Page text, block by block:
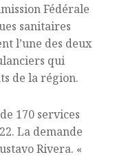
Fédérale
sanitaires
l’une des deux
qui
de la région.
170 services
La demande
Rivera. «